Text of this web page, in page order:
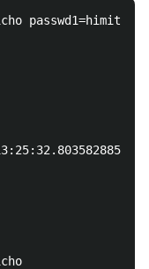
passwd1=himitsu